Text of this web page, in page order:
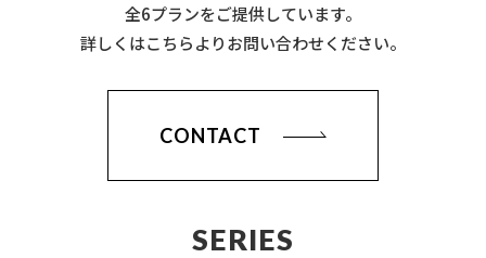
全6プランをご提供しています。
詳しくはこちらよりお問い合わせください。
CONTACT
SERIES